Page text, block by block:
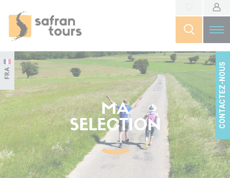
FRA CONTACTEZ-NOUS
MA
SELECTION